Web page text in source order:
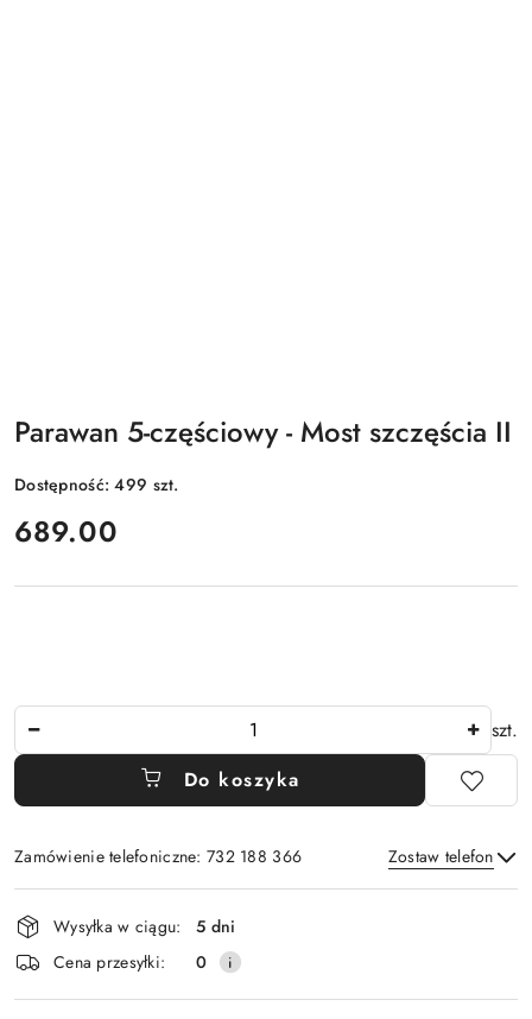
Parawan 5-częściowy - Most szczęścia II
Dostępność:499 szt.
cena:
689.00
szt.
Do koszyka
Zamówienie telefoniczne: 732 188 366 Zostaw telefon
Wyślij
Dostępność
i
dostawa
Wysyłka w ciągu:
5 dni
Cena przesyłki:
0